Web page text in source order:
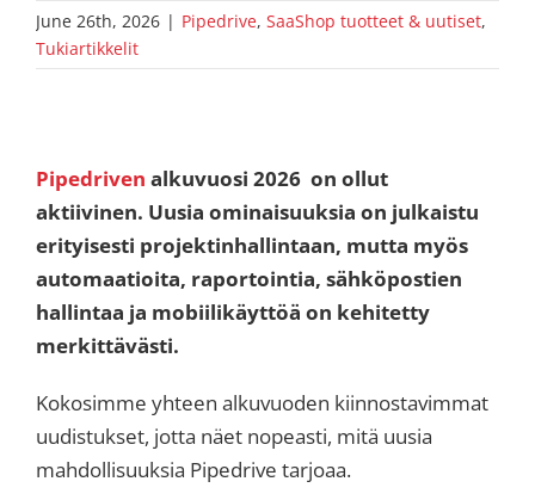
June 26th, 2026 | Pipedrive, SaaShop tuotteet & uutiset,
Tukiartikkelit
Pipedriven alkuvuosi 2026 on ollut
aktiivinen. Uusia ominaisuuksia on julkaistu
erityisesti projektinhallintaan, mutta myös
automaatioita, raportointia, sähköpostien
hallintaa ja mobiilikäyttöä on kehitetty
merkittävästi.
Kokosimme yhteen alkuvuoden kiinnostavimmat
uudistukset, jotta näet nopeasti, mitä uusia
mahdollisuuksia Pipedrive tarjoaa.